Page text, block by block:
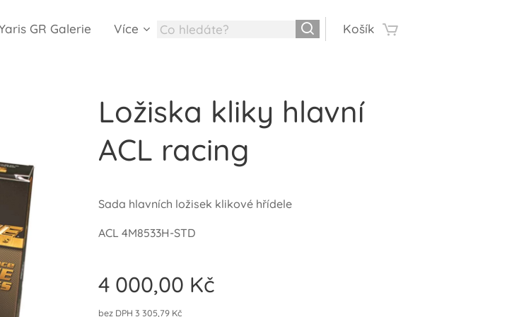
GR Galerie Více Košík
Ložiska kliky hlavní
ACL racing
Sada hlavních ložisek klikové hřídele
ACL 4M8533H-STD
4 000,00 Kč
bez DPH 3 305,79 Kč